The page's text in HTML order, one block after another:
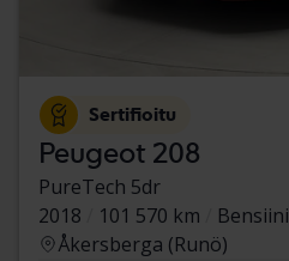
Sertifioitu
Peugeot 208
PureTech 5dr
2018
101 570 km
Bensiini
Åkersberga (Runö)